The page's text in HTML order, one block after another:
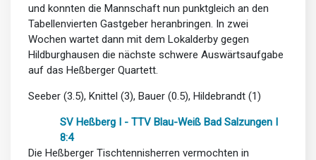
und konnten die Mannschaft nun punktgleich an den
Tabellenvierten Gastgeber heranbringen. In zwei
Wochen wartet dann mit dem Lokalderby gegen
Hildburghausen die nächste schwere Auswärtsaufgabe
auf das Heßberger Quartett.
Seeber (3.5), Knittel (3), Bauer (0.5), Hildebrandt (1)
SV Heßberg I - TTV Blau-Weiß Bad Salzungen I
8:4
Die Heßberger Tischtennisherren vermochten in